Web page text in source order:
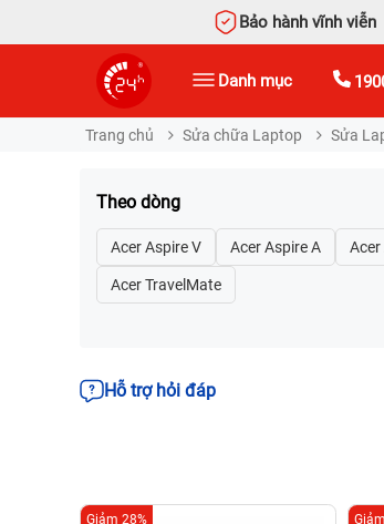
Bảo hành vĩnh viễn
Danh mục
Trang chủ Sửa chữa Laptop Sửa
Theo dòng
Acer Aspire V Acer Aspire A Acer
Acer TravelMate
Hỗ trợ hỏi đáp
Giảm 28%